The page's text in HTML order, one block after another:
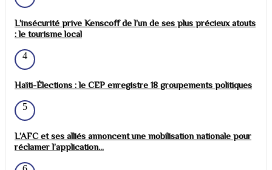
L’insécurité prive Kenscoff de l’un de ses plus précieux atouts
: le tourisme local
4
Haïti-Élections : le CEP enregistre 18 groupements politiques
5
L’AFC et ses alliés annoncent une mobilisation nationale pour
réclamer l’application...